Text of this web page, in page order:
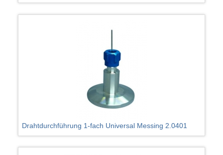
Drahtdurchführung 1-fach Universal Messing 2.0401